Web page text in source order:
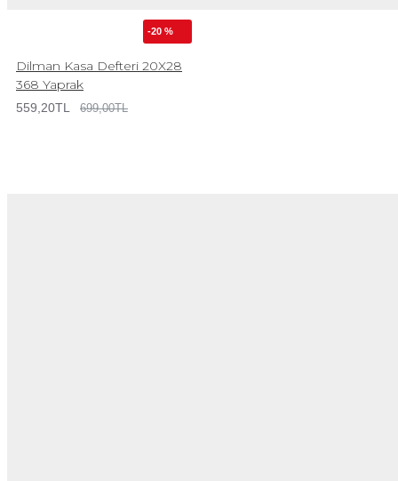
-20 %
Dilman Kasa Defteri 20X28
368 Yaprak
559,20TL 699,00TL